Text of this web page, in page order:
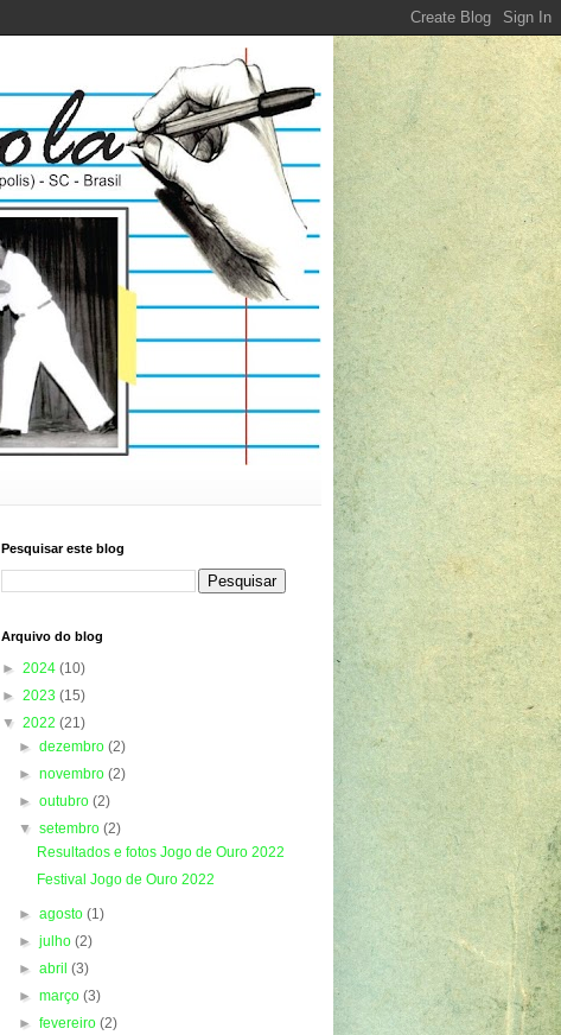
Pesquisar este blog
Arquivo do blog
► 2024 (10)
► 2023 (15)
▼ 2022 (21)
►dezembro(2)
►novembro(2)
►outubro(2)
▼setembro(2)
Resultados e fotos Jogo de Ouro 2022
Festival Jogo de Ouro 2022
►agosto(1)
►julho(2)
►abril(3)
►março(3)
►fevereiro(2)